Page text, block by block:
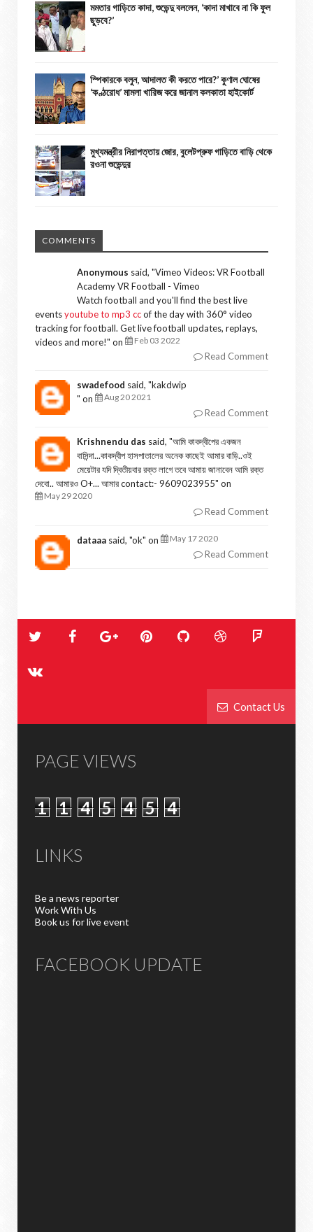
মমতার গাড়িতে কাদা, শুভেন্দু বললেন, ‘কাদা মাখাবে না কি ফুল
ছুড়বে?’
স্পিকারকে বলুন, আদালত কী করতে পারে?’ কুণাল ঘোষের
‘কণ্ঠরোধ’ মামলা খারিজ করে জানাল কলকাতা হাইকোর্ট
মুখ্যমন্ত্রীর নিরাপত্তায় জোর, বুলেটপ্রুফ গাড়িতে বাড়ি থেকে
রওনা শুভেন্দুর
COMMENTS
Anonymous said, "Vimeo Videos: VR Football
Academy VR Football - Vimeo
Watch football and you'll find the best live
eventsyoutube to mp3 ccof the day with 360° video
tracking for football. Get live football updates, replays,
videos and more!" on Feb 03 2022
Read Comment
swadefood said, "kakdwip
" on
Aug 20 2021
Read Comment
Krishnendu das said, "আমি কাকদ্বীপের একজন
বাসিন্দা...কাকদ্বীপ হাসপাতালের অনেক কাছেই আমার বাড়ি..ওই
মেয়েটার যদি দ্বিতীয়বার রক্ত লাগে তবে আমায় জানাবেন আমি রক্ত
দেবো.. আমারও O+... আমার contact:- 9609023955" on
May 29 2020
Read Comment
dataaa said, "ok" on May 17 2020
Read Comment
Contact Us
PAGE VIEWS
1 1 4 5 4 5 4
LINKS
Be a news reporter
Work With Us
Book us for live event
FACEBOOK UPDATE